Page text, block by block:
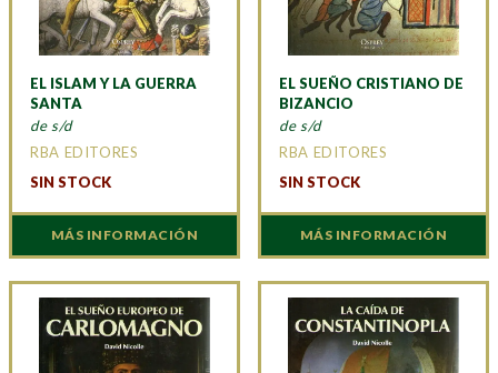
EL ISLAM Y LA GUERRA
SANTA
de s/d
RBA EDITORES
SIN STOCK
MÁS INFORMACIÓN
EL SUEÑO CRISTIANO DE
BIZANCIO
de s/d
RBA EDITORES
SIN STOCK
MÁS INFORMACIÓN